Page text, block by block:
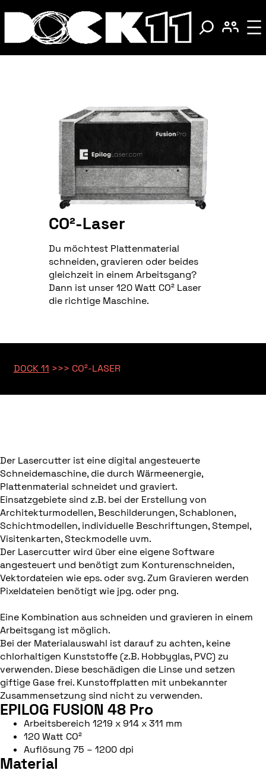
CO²-Laser
Du möchtest Plattenmaterial
schneiden, gravieren oder beides
gleichzeit in einem Arbeitsgang?
Dann ist unser 120 Watt CO² Laser
die richtige Maschine.
DOCK 11 >>> CO²-LASER
Der Lasercutter ist eine digital angesteuerte
Schneidemaschine, die durch Wärmeenergie,
Plattenmaterial schneidet und graviert.
Einsatzgebiete sind z.B. bei der Erstellung von
Architekturmodellen, Beschilderungen, Schablonen,
Schichtmodellen, individuelle Beschriftungen, Stempel,
Visitenkarten, Steckmodelle uvm.
Der Lasercutter wird über eine eigene Software
angesteuert und benötigt zum Konturenschneiden,
Vektordateien wie eps. oder svg. Zum Gravieren werden
Pixeldateien benötigt wie jpg. oder png.
Eine Kombination aus schneiden und gravieren in einem
Arbeitsgang ist möglich.
Bei der Materialauswahl ist darauf zu achten, keine
chlorhaltigen Kunststoffe (z.B. Hobbyglas, PVC) zu
verwenden. Diese beschädigen die Linse und setzen
giftige Gase frei. Kunstoffplatten mit unbekannter
Zusammensetzung sind nicht zu verwenden.
EPILOG FUSION 48 Pro
Arbeitsbereich 1219 x 914 x 311 mm
120 Watt CO²
Auflösung 75 – 1200 dpi
Material